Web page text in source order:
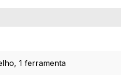
1 ferramenta